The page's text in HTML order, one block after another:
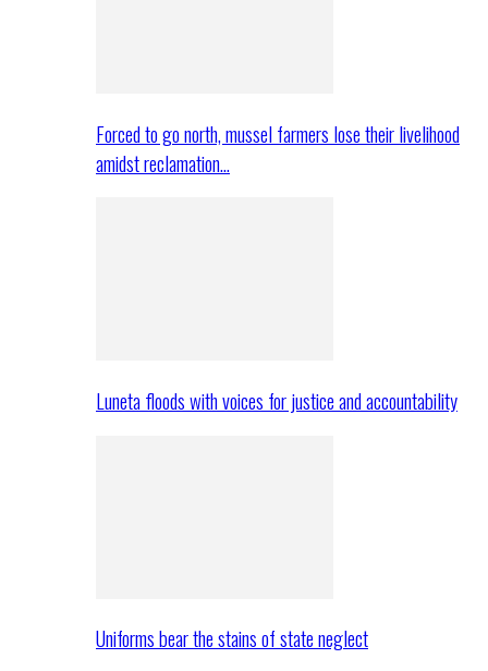
Forced to go north, mussel farmers lose their livelihood
amidst reclamation…
Luneta floods with voices for justice and accountability
Uniforms bear the stains of state neglect